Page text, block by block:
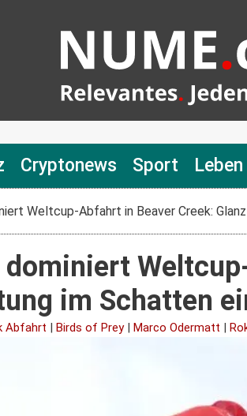
Cryptonews Sport Leben
Weltcup-Abfahrt in Beaver Creek:
im Schatten
Abfahrt | Birds of Prey| Marco Odermatt |